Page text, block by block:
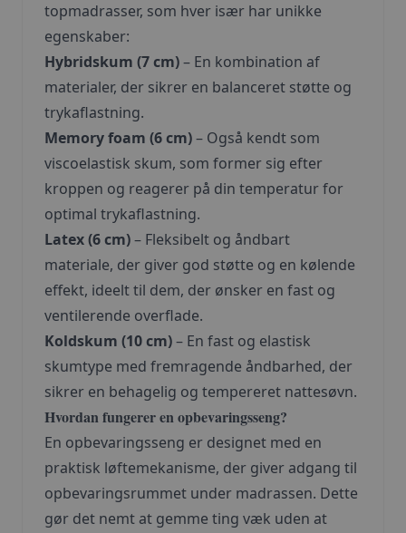
topmadrasser, som hver især har unikke
egenskaber:
Hybridskum (7 cm)– En kombination af
materialer, der sikrer en balanceret støtte og
trykaflastning.
Memory foam (6 cm)– Også kendt som
viscoelastisk skum, som former sig efter
kroppen og reagerer på din temperatur for
optimal trykaflastning.
Latex (6 cm)– Fleksibelt og åndbart
materiale, der giver god støtte og en kølende
effekt, ideelt til dem, der ønsker en fast og
ventilerende overflade.
Koldskum (10 cm)– En fast og elastisk
skumtype med fremragende åndbarhed, der
sikrer en behagelig og tempereret nattesøvn.
Hvordan fungerer en opbevaringsseng?
En opbevaringsseng er designet med en
praktisk løftemekanisme, der giver adgang til
opbevaringsrummet under madrassen. Dette
gør det nemt at gemme ting væk uden at